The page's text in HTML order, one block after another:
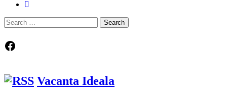
Search
for:
Facebook
Vacanta Ideala